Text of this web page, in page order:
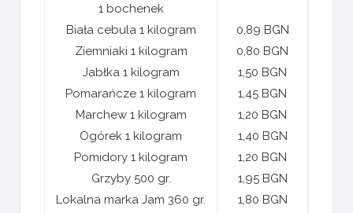
1 bochenek
Biała cebula 1 kilogram
0,89 BGN
Ziemniaki 1 kilogram
0,80 BGN
Jabłka 1 kilogram
1,50 BGN
Pomarańcze 1 kilogram
1,45 BGN
Marchew 1 kilogram
1,20 BGN
Ogórek 1 kilogram
1,40 BGN
Pomidory 1 kilogram
1,20 BGN
Grzyby 500 gr.
1,95 BGN
Lokalna marka Jam 360 gr.
1,80 BGN